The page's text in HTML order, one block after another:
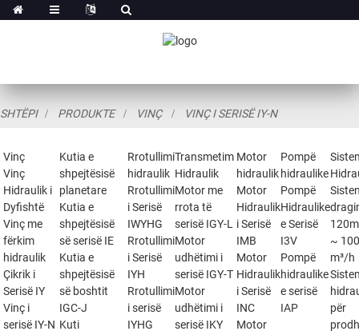
SHTËPI PRODUKTE VINÇ VINÇ I SERISË IY-N
Vinç
Vinç
Hidraulik i
Dyfishtë
Vinç me
fërkim
hidraulik
Çikrik i
Serisë IY
Vinç i
serisë IY-N
Kutia e
shpejtësisë
planetare
Kutia e
shpejtësisë
së serisë IE
Kutia e
shpejtësisë
së boshtit
IGC-J
Kuti
Rrotullimi
hidraulik
Rrotullimi
i Serisë
IWYHG
Rrotullimi
i Serisë
IYH
Rrotullimi
i serisë
IYHG
Transmetim
Hidraulik
Motor me
rrota të
serisë IGY-L
Motor
udhëtimi i
serisë IGY-T
Motor
udhëtimi i
serisë IKY
Motor
hidraulik
Motor
Hidraulik
i Serisë
IMB
Motor
Hidraulik
i Serisë
INC
Motor
Pompë
hidraulike
Pompë
Hidraulike
e Serisë
I3V
Pompë
hidraulike
e serisë
IAP
~
m³/h
për